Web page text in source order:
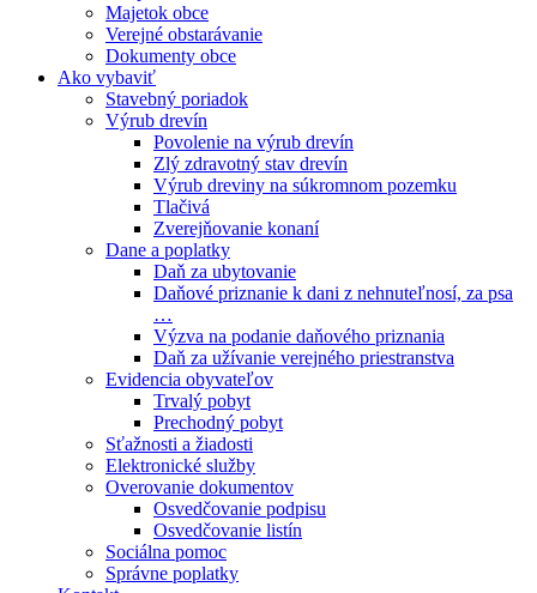
Majetok obce
Verejné obstarávanie
Dokumenty obce
Ako vybaviť
Stavebný poriadok
Výrub drevín
Povolenie na výrub drevín
Zlý zdravotný stav drevín
Výrub dreviny na súkromnom pozemku
Tlačivá
Zverejňovanie konaní
Dane a poplatky
Daň za ubytovanie
Daňové priznanie k dani z nehnuteľnosí, za psa
…
Výzva na podanie daňového priznania
Daň za užívanie verejného priestranstva
Evidencia obyvateľov
Trvalý pobyt
Prechodný pobyt
Sťažnosti a žiadosti
Elektronické služby
Overovanie dokumentov
Osvedčovanie podpisu
Osvedčovanie listín
Sociálna pomoc
Správne poplatky